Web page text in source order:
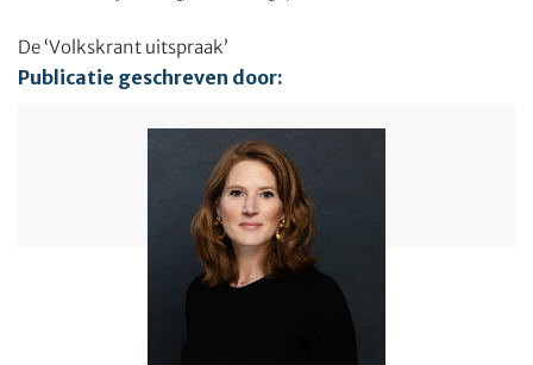
De ‘Volkskrant uitspraak’
Publicatie geschreven door: